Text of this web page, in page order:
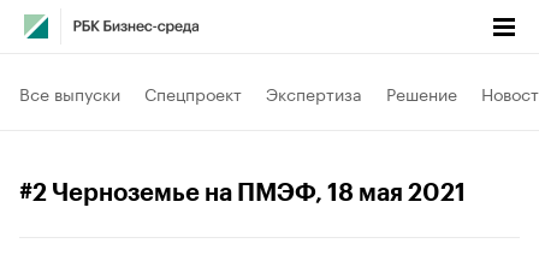
Все выпуски Спецпроект Экспертиза Решение
#2 Черноземье на ПМЭФ, 18 мая 2021